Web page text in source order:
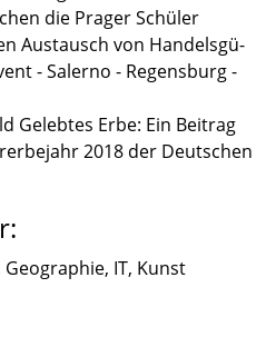
die Prager Schüler
Austausch von Handels­gü­
- Salerno - Regens­burg -
Geleb­tes Erbe: Ein Beitrag
2018 der Deutschen
IT, Kunst